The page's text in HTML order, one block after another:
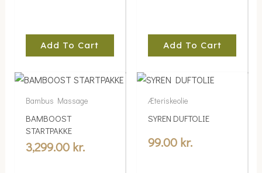
Add To Cart Add To Cart
Bambus Massage
BAMBOOST
STARTPAKKE
3,299.00 kr.
Æteriskeolie
SYREN DUFTOLIE
99.00 kr.